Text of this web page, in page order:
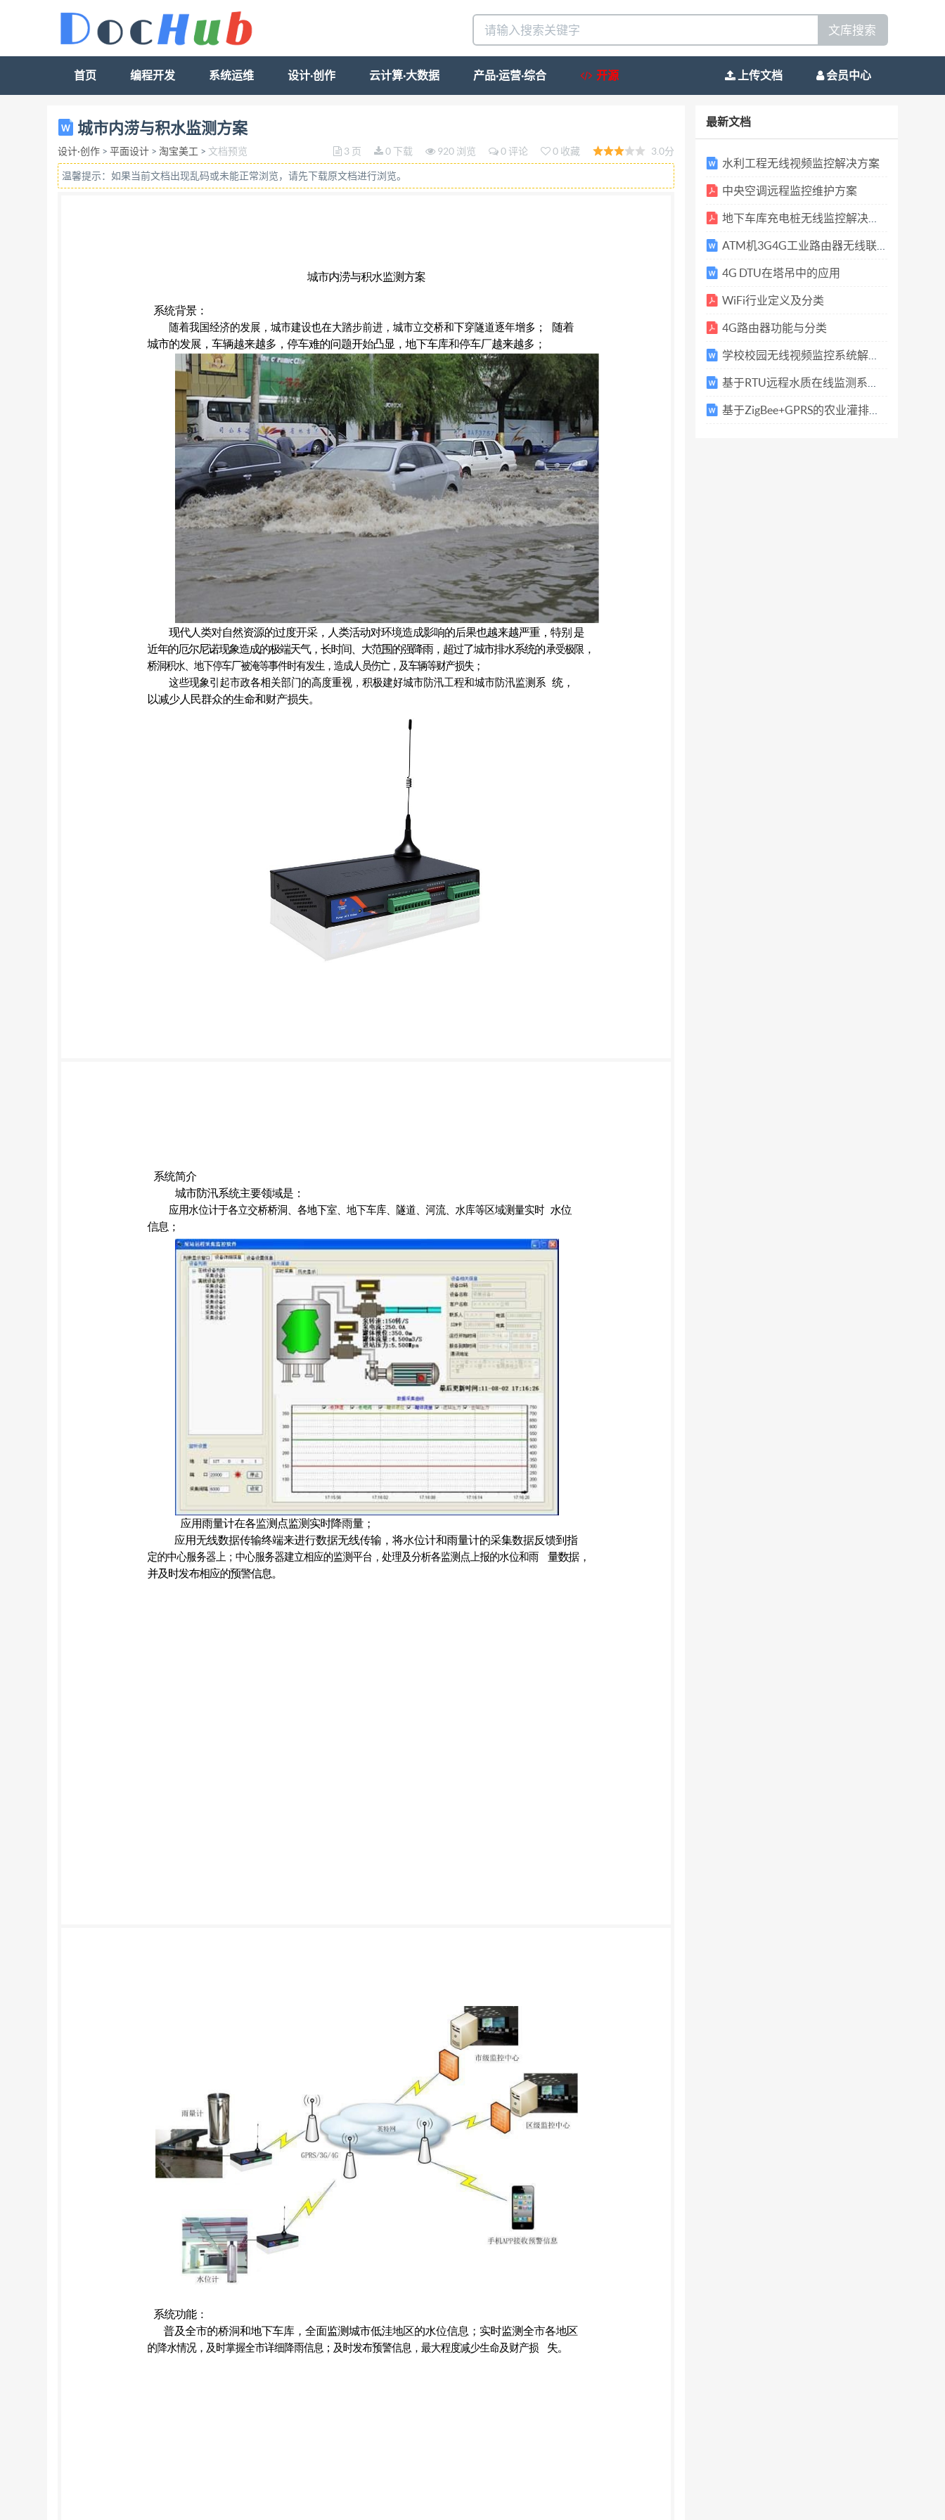
文库搜索
首页 编程开发 系统运维 设计·创作 云计算·大数据 产品·运营·综合 开源 上传文档 会员中心
城市内涝与积水监测方案 系统背景： 随着我国经济的发展，城市建设也在大踏步前进，城市立交桥和下穿隧道逐年增多； 随着 城市的发展，车辆越
来越多，停车难的问题开始凸显，地下车库和停车厂越来越多； 现代人类对自然资源的过度开采，人类活动对环境造成影响的后果也越来越严重，特
别 是 近年的厄尔尼诺现象造成的极端天气，长时间、大范围的强降雨，超过了城市排水系统的承受极限， 桥洞积水、地下停车厂被淹等事件时有发
生，造成人员伤亡，及车辆等财产损失； 这些现象引起市政各相关部门的高度重视，积极建好城市防汛工程和城市防汛监测系 统， 以减少人民群众的
生命和财产损失。 系统简介 城市防汛系统主要领域是： 应用水位计于各立交桥桥洞、各地下室、地下车库、隧道、河流、水库等区域测量实时 水
位 信息； 应用雨量计在各监测点监测实时降雨量； 应用无线数据传输终端来进行数据无线传输，将水位计和雨量计的采集数据反馈到指 定的中心服
务器上；中心服务器建立相应的监测平台，处理及分析各监测点上报的水位和雨 量数据， 并及时发布相应的预警信息。 系统功能： 普及全市的桥
洞和地下车库，全面监测城市低洼地区的水位信息；实时监测全市各地区 的降水情况，及时掌握全市详细降雨信息；及时发布预警信息，最大程度减
城市内涝与积水监测方案
设计·创作 >平面设计 >淘宝美工 > 文档预览 3 页 0 下载 920 浏览 0 评论 0 收藏 3.0分
温馨提示：如果当前文档出现乱码或未能正常浏览，请先下载原文档进行浏览。
最新文档
水利工程无线视频监控解决方案
中央空调远程监控维护方案
地下车库充电桩无线监控解决方案
ATM机3G4G工业路由器无线联网管理方案
4G DTU在塔吊中的应用
WiFi行业定义及分类
4G路由器功能与分类
学校校园无线视频监控系统解决方案
基于RTU远程水质在线监测系统.pdf-2019-11-25-15-08-09-924
基于ZigBee+GPRS的农业灌排通信联网方案.pdf-2019-11-25-15-08-13-118